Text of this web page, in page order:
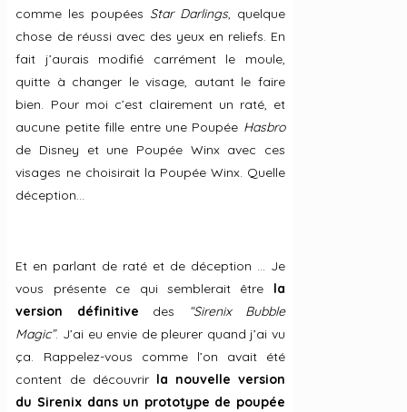
comme les poupées Star Darlings, quelque
chose de réussi avec des yeux en reliefs. En
fait j’aurais modifié carrément le moule,
quitte à changer le visage, autant le faire
bien. Pour moi c’est clairement un raté, et
aucune petite fille entre une Poupée Hasbro
de Disney et une Poupée Winx avec ces
visages ne choisirait la Poupée Winx. Quelle
déception…
Et en parlant de raté et de déception … Je
vous présente ce qui semblerait être la
version définitive des
“Sirenix Bubble
Magic”. J’ai eu envie de pleurer quand j’ai vu
ça. Rappelez-vous comme l’on avait été
content de découvrir la nouvelle version
du Sirenix dans un prototype de poupée